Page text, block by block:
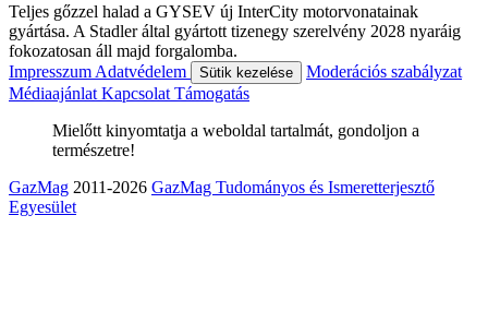
Teljes gőzzel halad a GYSEV új InterCity motorvonatainak
gyártása. A Stadler által gyártott tizenegy szerelvény 2028 nyaráig
fokozatosan áll majd forgalomba.
Impresszum Adatvédelem Sütik kezelése
Moderációs szabályzat
Médiaajánlat Kapcsolat Támogatás
Mielőtt kinyomtatja a weboldal tartalmát, gondoljon a
természetre!
GazMag 2011-2026 GazMag Tudományos és Ismeretterjesztő
Egyesület